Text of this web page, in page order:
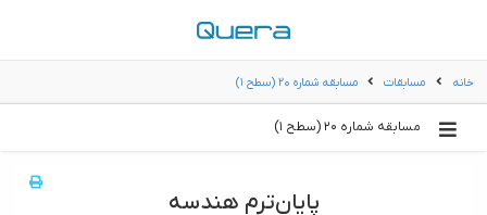
خانه مسابقات مسابقه شماره ۲۰ (سطح ۱)
مسابقه شماره ۲۰ (سطح ۱)
پایان‌ترم هندسه